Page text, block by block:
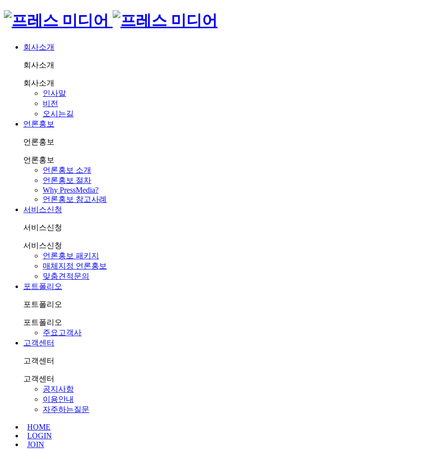
회사소개
회사소개
회사소개
인사말
비전
오시는길
언론홍보
언론홍보
언론홍보
언론홍보 소개
언론홍보 절차
Why PressMedia?
언론홍보 참고사례
서비스신청
서비스신청
서비스신청
언론홍보 패키지
매체지정 언론홍보
맞춤견적문의
포트폴리오
포트폴리오
포트폴리오
주요고객사
고객센터
고객센터
고객센터
공지사항
이용안내
자주하는질문
HOME
LOGIN
JOIN